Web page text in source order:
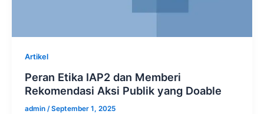
Artikel
Peran Etika IAP2 dan Memberi
Rekomendasi Aksi Publik yang Doable
admin /September 1, 2025